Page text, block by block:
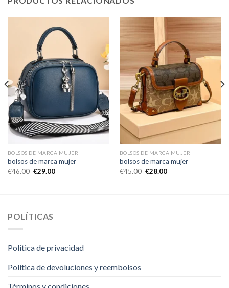
BOLSOS DE MARCA MUJER
bolsos de marca mujer
€46.00 €29.00
BOLSOS DE MARCA MUJER
bolsos de marca mujer
€45.00 €28.00
POLÍTICAS
Politica de privacidad
Política de devoluciones y reembolsos